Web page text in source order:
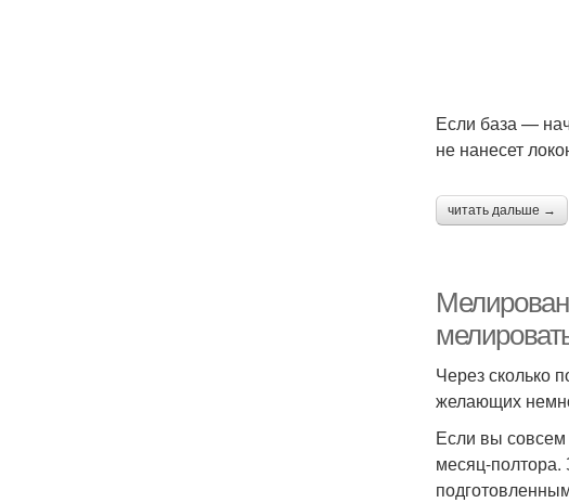
Если база —
не нанесет
читать дальше →
Через сколько
желающих
Если вы совсем
месяц-полтора.